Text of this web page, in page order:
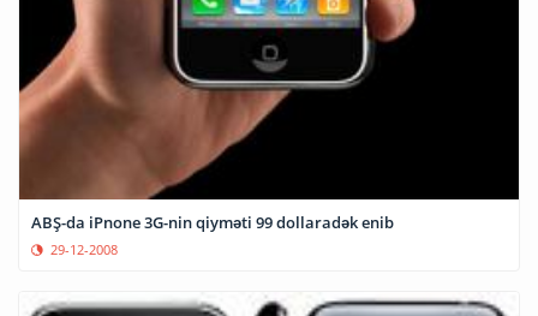
ABŞ-da iPnone 3G-nin qiyməti 99 dollaradək enib
29-12-2008